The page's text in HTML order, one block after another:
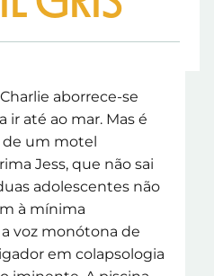
aborrece-se
até ao mar. Mas é
de um motel
Jess, que não sai
adolescentes não
à mínima
voz monótona de
em colapsologia